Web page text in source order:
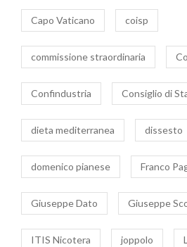
Capo Vaticano coisp
commissione straordinaria
Confindustria Consiglio di
dieta mediterranea dissesto
domenico pianese Franco
Giuseppe Dato Giuseppe
ITIS Nicotera joppolo